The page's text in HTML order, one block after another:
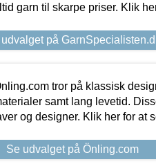
garn til skarpe priser. Klik
på
tror på klassisk
samt lang levetid.
og designer. Klik her for at
Se udvalget på Önling.com